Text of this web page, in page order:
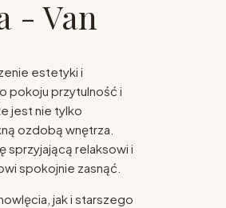
- Van
estetyki i
pokoju przytulność i
jest nie tylko
ozdobą wnętrza.
sprzyjającą relaksowi i
spokojnie zasnąć.
jak i starszego